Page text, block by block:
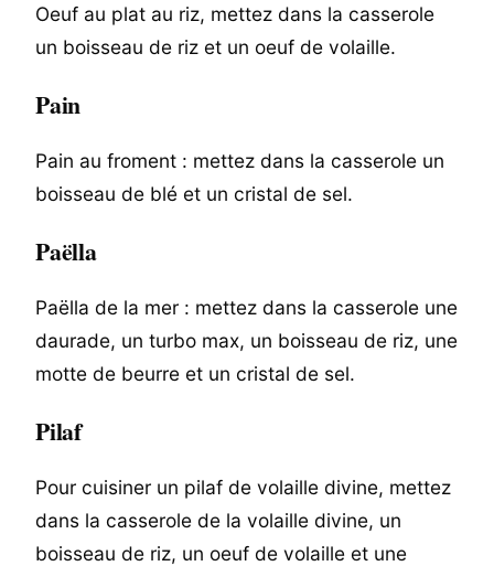
Oeuf au plat au riz, mettez dans la casserole
un boisseau de riz et un oeuf de volaille.
Pain
Pain au froment : mettez dans la casserole un
boisseau de blé et un cristal de sel.
Paëlla
Paëlla de la mer : mettez dans la casserole une
daurade, un turbo max, un boisseau de riz, une
motte de beurre et un cristal de sel.
Pilaf
Pour cuisiner un pilaf de volaille divine, mettez
dans la casserole de la volaille divine, un
boisseau de riz, un oeuf de volaille et une